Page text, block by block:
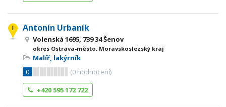
Antonín Urbaník
Volenská 1695, 739 34 Šenov
okres Ostrava-město, Moravskoslezský kraj
Malíř, lakýrník
0
(0 hodnocení)
+420 595 172 722